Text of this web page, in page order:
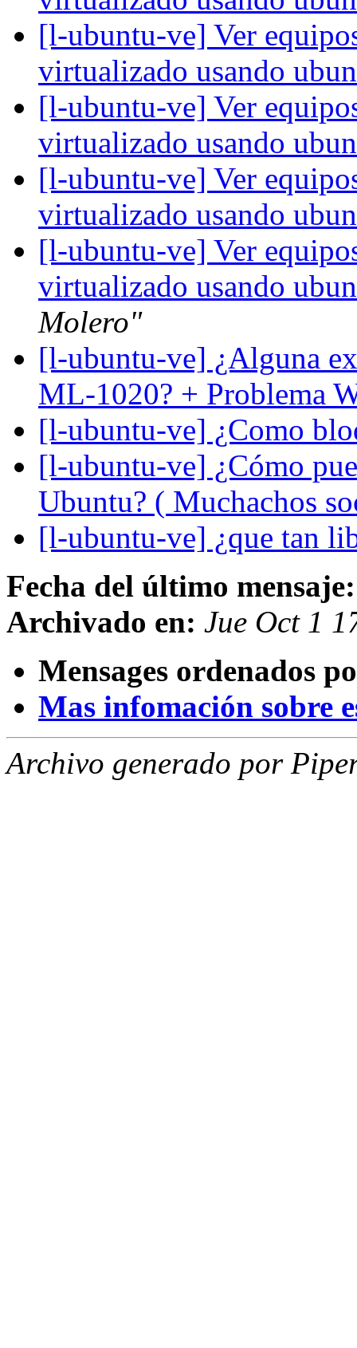
[l-ubuntu-ve] Ver
virtualizado usando
[l-ubuntu-ve] Ver
virtualizado usando
[l-ubuntu-ve] Ver
virtualizado usando
[l-ubuntu-ve] Ver
virtualizado usando
Molero"
[l-ubuntu-ve] ¿Alguna
ML-1020? + Problema
[l-ubuntu-ve] ¿Como
[l-ubuntu-ve] ¿Cómo
Ubuntu? ( Muchachos
[l-ubuntu-ve] ¿que tan
Fecha del último mensaje:
Archivado en: Jue Oct 1
Mensages ordenados
Mas infomación sobre
Archivo generado por